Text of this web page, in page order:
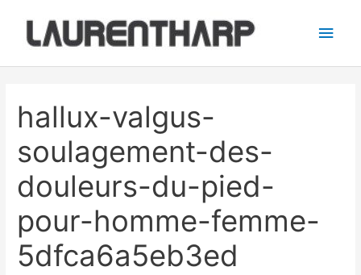
contenu
hallux-valgus-
soulagement-des-
douleurs-du-pied-
pour-homme-femme-
5dfca6a5eb3ed
articles